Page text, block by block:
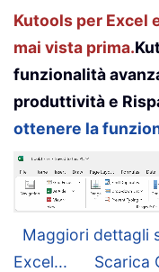
Kutools per Excel
mai vista prima.
funzionalità
produttività e
ottenere la
Maggiori dettagli
Excel...
Scarica